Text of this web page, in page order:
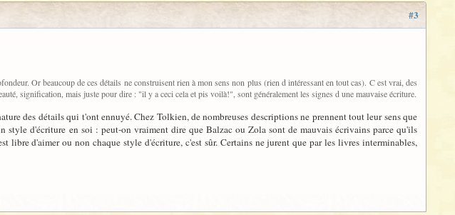
#3
Or beaucoup de ces détails ne construisent rien à mon sens non plus (rien d intéressant en tout cas). C est vrai, des
signification, mais juste pour dire : "il y a ceci cela et pis voilà!", sont généralement les signes d une mauvaise écriture.
des détails qui t'ont ennuyé. Chez Tolkien, de nombreuses descriptions ne prennent tout leur sens que
style d'écriture en soi : peut-on vraiment dire que Balzac ou Zola sont de mauvais écrivains parce qu'ils
libre d'aimer ou non chaque style d'écriture, c'est sûr. Certains ne jurent que par les livres interminables,